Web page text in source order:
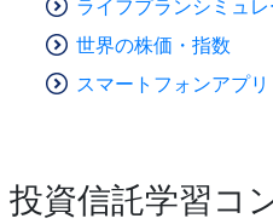
ライフプランシミュ
世界の株価・指数
スマートフォンアプリ
投資信託学習コ